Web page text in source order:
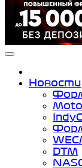
QUEEN-OF-
Аналитика,
Academy),
WRC (Dakar,
Новости
Moto
DTM